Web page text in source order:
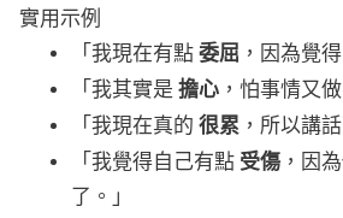
實用示例
「我現在有點 委屈 ，因為覺
「我其實是 擔心，怕事情又做
「我現在真的 很累 ，所以講
「我覺得自己有點 受傷，因
了。」